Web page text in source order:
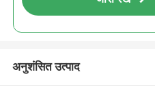
अनुशंसित उत्पाद